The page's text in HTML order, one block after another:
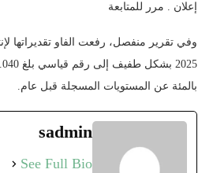
إعلان . مرر للمتابعة
⁠بالمئة ​عن المستويات المسجلة ​قبل عام.
sadmin
See Full Bio